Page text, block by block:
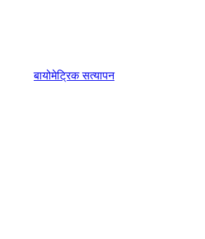
बायोमेट्रिक सत्यापन